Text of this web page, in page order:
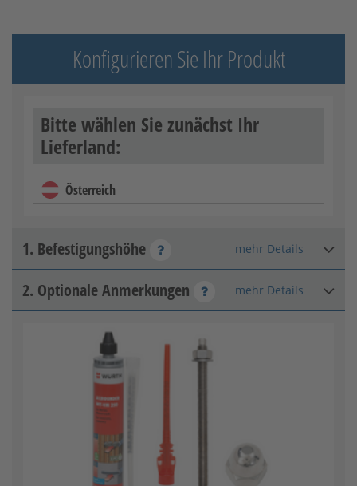
Konfigurieren Sie Ihr Produkt
Bitte wählen Sie zunächst Ihr
Lieferland:
Österreich
1. Befestigungshöhe mehr Details
15 mm
90 mm
[+10,20 €]
2. Optionale Anmerkungen mehr Details